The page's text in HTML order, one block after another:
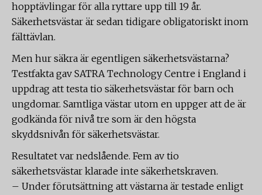
hopptävlingar för alla ryttare upp till 19 år.
Säkerhetsvästar är sedan tidigare obligatoriskt inom
fälttävlan.
Men hur säkra är egentligen säkerhetsvästarna?
Testfakta gav SATRA Technology Centre i England i
uppdrag att testa tio säkerhetsvästar för barn och
ungdomar. Samtliga västar utom en uppger att de är
godkända för nivå tre som är den högsta
skyddsnivån för säkerhetsvästar.
Resultatet var nedslående. Fem av tio
säkerhetsvästar klarade inte säkerhetskraven.
– Under förutsättning att västarna är testade enligt